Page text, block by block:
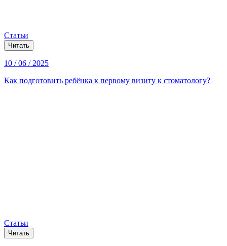
Статьи
Читать
10 / 06 / 2025
Как подготовить ребёнка к первому визиту к стоматологу?
Статьи
Читать